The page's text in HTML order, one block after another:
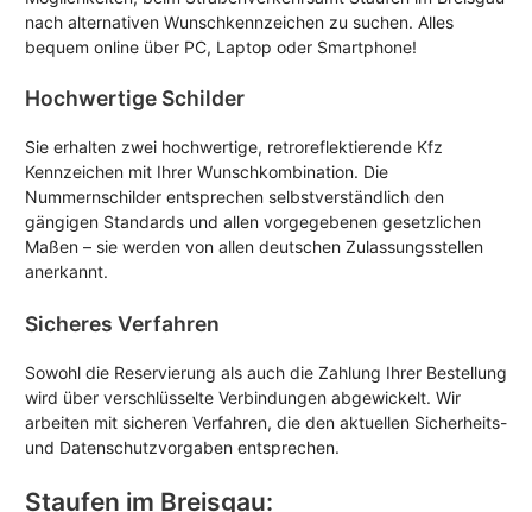
nach alternativen Wunschkennzeichen zu suchen. Alles
bequem online über PC, Laptop oder Smartphone!
Hochwertige Schilder
Sie erhalten zwei hochwertige, retroreflektierende Kfz
Kennzeichen mit Ihrer Wunschkombination. Die
Nummernschilder entsprechen selbstverständlich den
gängigen Standards und allen vorgegebenen gesetzlichen
Maßen – sie werden von allen deutschen Zulassungsstellen
anerkannt.
Sicheres Verfahren
Sowohl die Reservierung als auch die Zahlung Ihrer Bestellung
wird über verschlüsselte Verbindungen abgewickelt. Wir
arbeiten mit sicheren Verfahren, die den aktuellen Sicherheits-
und Datenschutzvorgaben entsprechen.
Staufen im Breisgau: